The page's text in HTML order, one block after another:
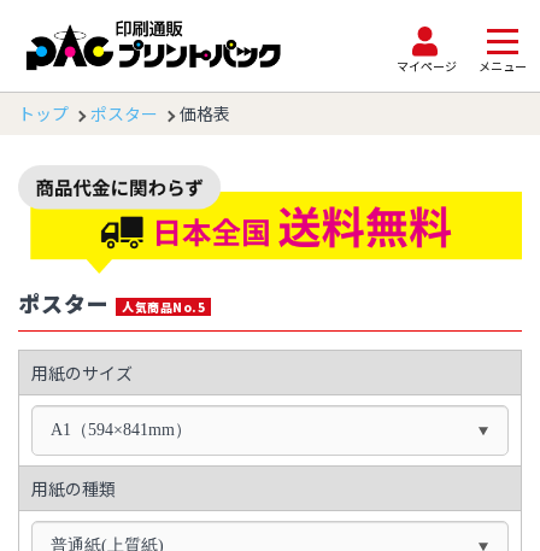
マイページ メニュー
トップ ポスター 価格表
ポスター 人気商品No.5
用紙のサイズ
A1（594×841mm）
用紙の種類
普通紙(上質紙)